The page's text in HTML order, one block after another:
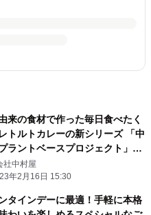
来の食材で作った毎日食べたく
トルトカレーの新シリーズ 「中
ラントベースプロジェクト」＜
黄色いキーマカリー ソイミー
よこ豆8種の野菜＞・＜喜びの
の野菜」＞2023年2月20日
社中村屋
年2月16日 15:30
タインデーに最適！手軽に本格